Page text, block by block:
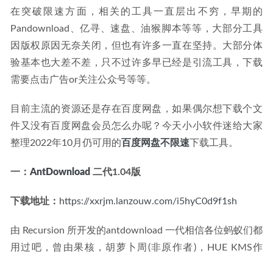
在突破限速方面，相关的工具一直层出不穷，早期的
Pandownload、亿寻、速盘、油猴脚本等等，大部分工具
因版权原因无奈关闭，但也有许多一直在坚持。大部分体
验基本也大差不差，只不过许多早已经是引流工具，下载
需要点击广告or关注公众号等等。
目前主流的资源还是存在百度网盘，如果偶尔想下载个文
件又没有百度网盘会员怎么办呢？今天小小软件迷给大家
整理2022年10月仍可用的百度网盘不限速 下载工具。
一： AntDownload 二代1.04版
下载地址： https://xxrjm.lanzouw.com/i5hyC0d9f1sh
由 Recursion 所开发的antdownload 一代相信各位蚂蚁们都
用过吧，曾由果核，胡萝卜周(非原作者)，HUE KMS作